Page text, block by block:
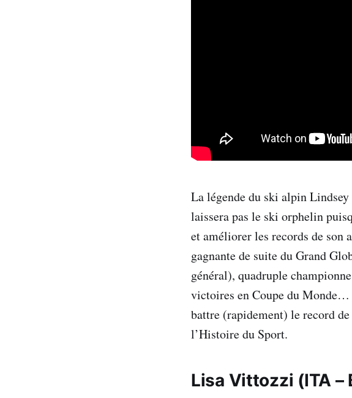
La légende du ski alpin
laissera pas le ski orphelin
et améliorer les records de
gagnante de suite du Grand
général), quadruple
victoires en Coupe du Monde…
battre (rapidement) le record
l’Histoire du Sport.
Lisa Vittozzi (ITA –